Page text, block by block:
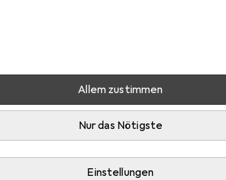
Allem zustimmen
Nur das Nötigste
Einstellungen
Elektrowerkzeug Zubehör Elektrowerkzeug